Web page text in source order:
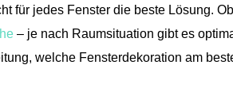
für jedes Fenster die beste Lösung.
– je nach Raumsituation gibt es
welche Fensterdekoration am